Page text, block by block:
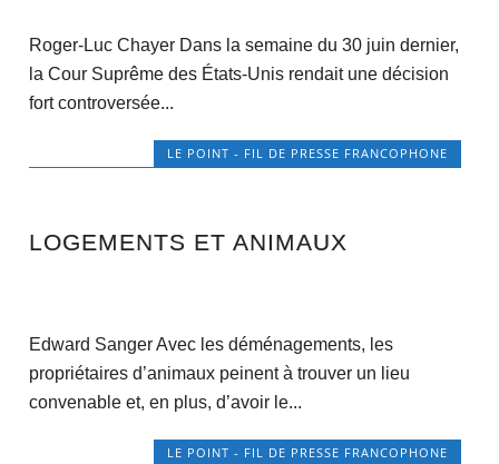
Roger-Luc Chayer Dans la semaine du 30 juin dernier,
la Cour Suprême des États-Unis rendait une décision
fort controversée...
LE POINT - FIL DE PRESSE FRANCOPHONE
LOGEMENTS ET ANIMAUX
Edward Sanger Avec les déménagements, les
propriétaires d’animaux peinent à trouver un lieu
convenable et, en plus, d’avoir le...
LE POINT - FIL DE PRESSE FRANCOPHONE